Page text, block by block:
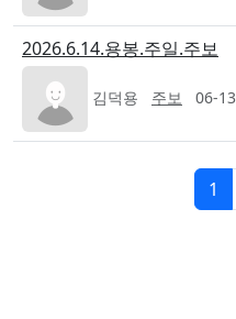
2026.6.14.용봉.주일.주보
김덕용 주보 06-13
1